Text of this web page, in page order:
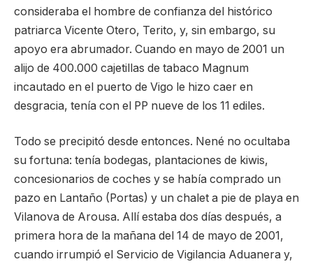
consideraba el hombre de confianza del histórico
patriarca Vicente Otero, Terito, y, sin embargo, su
apoyo era abrumador. Cuando en mayo de 2001 un
alijo de 400.000 cajetillas de tabaco Magnum
incautado en el puerto de Vigo le hizo caer en
desgracia, tenía con el PP nueve de los 11 ediles.
Todo se precipitó desde entonces. Nené no ocultaba
su fortuna: tenía bodegas, plantaciones de kiwis,
concesionarios de coches y se había comprado un
pazo en Lantaño (Portas) y un chalet a pie de playa en
Vilanova de Arousa. Allí estaba dos días después, a
primera hora de la mañana del 14 de mayo de 2001,
cuando irrumpió el Servicio de Vigilancia Aduanera y,